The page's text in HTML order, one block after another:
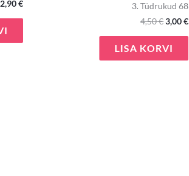
2,90€ 3. Tüdrukud 68
4,50€3,00€
LISA KORVI